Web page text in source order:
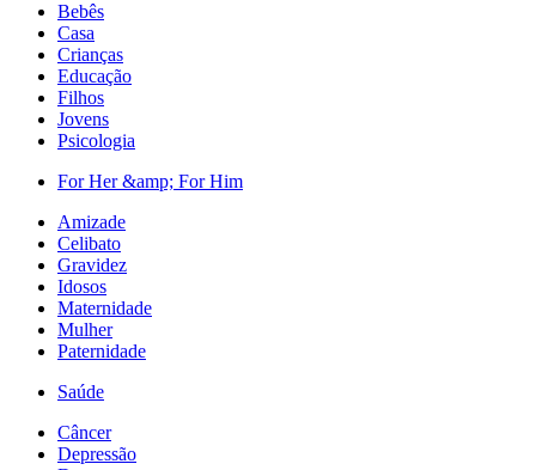
Bebês
Casa
Crianças
Educação
Filhos
Jovens
Psicologia
For Her &amp; For Him
Amizade
Celibato
Gravidez
Idosos
Maternidade
Mulher
Paternidade
Saúde
Câncer
Depressão